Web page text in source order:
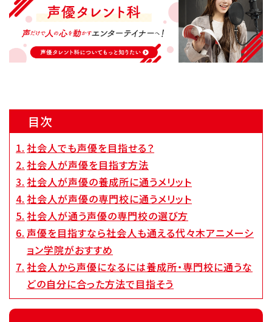
新着情報
Q&A・お問い合わせ
高校1・2年生の方へ
中学生の方へ
保護者の方へ
留学生の方へ
目次
社会人でも声優を目指せる？
社会人が声優を目指す方法
社会人が声優の養成所に通うメリット
社会人が声優の専門校に通うメリット
社会人が通う声優の専門校の選び方
声優を目指すなら社会人も通える代々木アニメーシ
ョン学院がおすすめ
社会人から声優になるには養成所・専門校に通うな
どの自分に合った方法で目指そう